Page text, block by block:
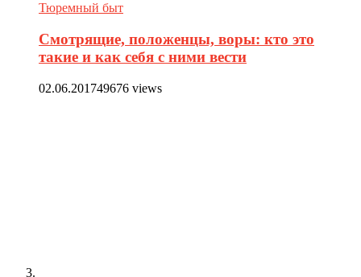
Тюремный быт
Смотрящие, положенцы, воры: кто это
такие и как себя с ними вести
02.06.201749676 views